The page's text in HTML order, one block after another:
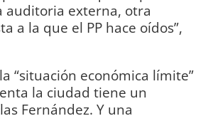
auditoria externa, otra
a la que el PP hace oídos”,
“situación económica límite”
la ciudad tiene un
Fernández. Y una